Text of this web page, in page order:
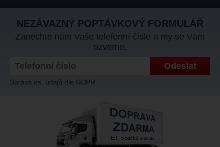
NEZÁVAZNÝ POPTÁVKOVÝ FORMULÁŘ
Zanechte nám Vaše telefonní číslo a my se Vám
ozveme.
Správa os. údajů dle GDPR